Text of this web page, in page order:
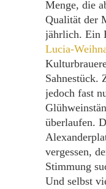
Menge, die
Qualität der
jährlich. Ein
Lucia-
Sahnestück.
jedoch fast
überlaufen.
vergessen,
Stimmung
Und selbst